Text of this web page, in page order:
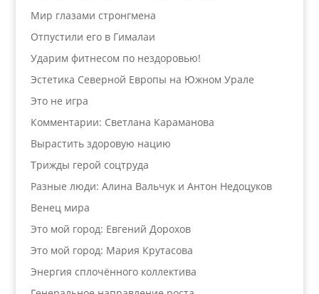
Мир глазами стронгмена
Отпустили его в Гималаи
Ударим фитнесом по нездоровью!
Эстетика Северной Европы на Южном Урале
Это не игра
Комментарии: Светлана Караманова
Вырастить здоровую нацию
Трижды герой соцтруда
Разные люди: Алина Вальчук и Антон Недоцуков
Венец мира
Это мой город: Евгений Дорохов
Это мой город: Мария Крутасова
Энергия сплочённого коллектива